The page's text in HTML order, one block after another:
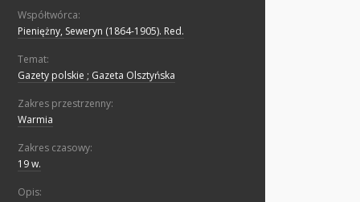
Współtwórca:
Pieniężny, Seweryn (1864-1905). Red.
Temat:
Gazety polskie ; Gazeta Olsztyńska
Zakres przestrzenny:
Warmia
Zakres czasowy:
19 w.
Opis: